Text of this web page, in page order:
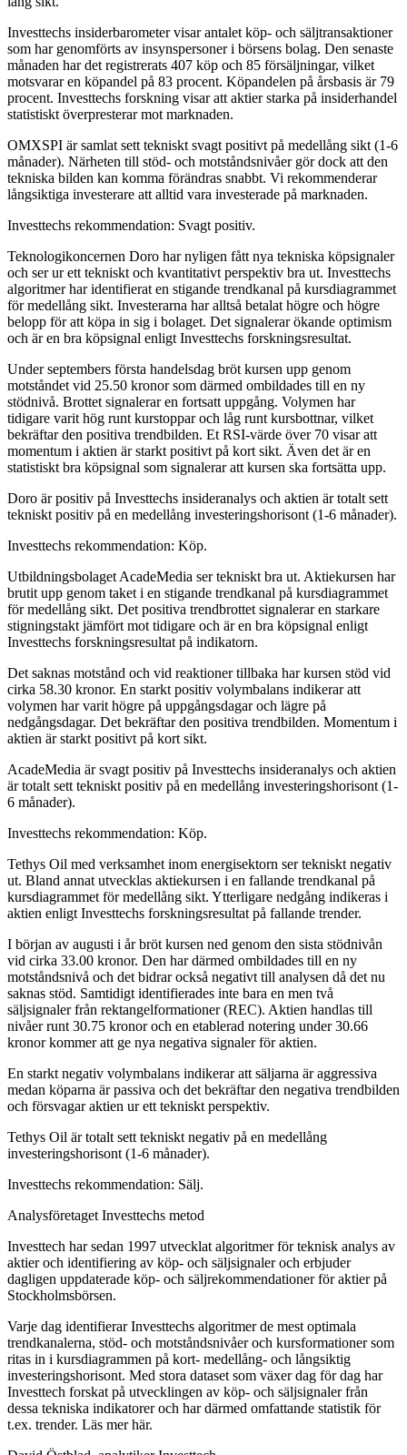
Investtechs insiderbarometer visar antalet köp- och säljtransaktioner
som har genomförts av insynspersoner i börsens bolag. Den senaste
månaden har det registrerats 407 köp och 85 försäljningar, vilket
motsvarar en köpandel på 83 procent. Köpandelen på årsbasis är 79
procent. Investtechs forskning visar att aktier starka på insiderhandel
statistiskt överpresterar mot marknaden.
OMXSPI är samlat sett tekniskt svagt positivt på medellång sikt (1-6
månader). Närheten till stöd- och motståndsnivåer gör dock att den
tekniska bilden kan komma förändras snabbt. Vi rekommenderar
långsiktiga investerare att alltid vara investerade på marknaden.
Investtechs rekommendation: Svagt positiv.
Teknologikoncernen Doro har nyligen fått nya tekniska köpsignaler
och ser ur ett tekniskt och kvantitativt perspektiv bra ut. Investtechs
algoritmer har identifierat en stigande trendkanal på kursdiagrammet
för medellång sikt. Investerarna har alltså betalat högre och högre
belopp för att köpa in sig i bolaget. Det signalerar ökande optimism
och är en bra köpsignal enligt Investtechs forskningsresultat.
Under septembers första handelsdag bröt kursen upp genom
motståndet vid 25.50 kronor som därmed ombildades till en ny
stödnivå. Brottet signalerar en fortsatt uppgång. Volymen har
tidigare varit hög runt kurstoppar och låg runt kursbottnar, vilket
bekräftar den positiva trendbilden. Et RSI-värde över 70 visar att
momentum i aktien är starkt positivt på kort sikt. Även det är en
statistiskt bra köpsignal som signalerar att kursen ska fortsätta upp.
Doro är positiv på Investtechs insideranalys och aktien är totalt sett
tekniskt positiv på en medellång investeringshorisont (1-6 månader).
Investtechs rekommendation: Köp.
Utbildningsbolaget AcadeMedia ser tekniskt bra ut. Aktiekursen har
brutit upp genom taket i en stigande trendkanal på kursdiagrammet
för medellång sikt. Det positiva trendbrottet signalerar en starkare
stigningstakt jämfört mot tidigare och är en bra köpsignal enligt
Investtechs forskningsresultat på indikatorn.
Det saknas motstånd och vid reaktioner tillbaka har kursen stöd vid
cirka 58.30 kronor. En starkt positiv volymbalans indikerar att
volymen har varit högre på uppgångsdagar och lägre på
nedgångsdagar. Det bekräftar den positiva trendbilden. Momentum i
aktien är starkt positivt på kort sikt.
AcadeMedia är svagt positiv på Investtechs insideranalys och aktien
är totalt sett tekniskt positiv på en medellång investeringshorisont (1-
6 månader).
Investtechs rekommendation: Köp.
Tethys Oil med verksamhet inom energisektorn ser tekniskt negativ
ut. Bland annat utvecklas aktiekursen i en fallande trendkanal på
kursdiagrammet för medellång sikt. Ytterligare nedgång indikeras i
aktien enligt Investtechs forskningsresultat på fallande trender.
I början av augusti i år bröt kursen ned genom den sista stödnivån
vid cirka 33.00 kronor. Den har därmed ombildades till en ny
motståndsnivå och det bidrar också negativt till analysen då det nu
saknas stöd. Samtidigt identifierades inte bara en men två
säljsignaler från rektangelformationer (REC). Aktien handlas till
nivåer runt 30.75 kronor och en etablerad notering under 30.66
kronor kommer att ge nya negativa signaler för aktien.
En starkt negativ volymbalans indikerar att säljarna är aggressiva
medan köparna är passiva och det bekräftar den negativa trendbilden
och försvagar aktien ur ett tekniskt perspektiv.
Tethys Oil är totalt sett tekniskt negativ på en medellång
investeringshorisont (1-6 månader).
Investtechs rekommendation: Sälj.
Analysföretaget Investtechs metod
Investtech har sedan 1997 utvecklat algoritmer för teknisk analys av
aktier och identifiering av köp- och säljsignaler och erbjuder
dagligen uppdaterade köp- och säljrekommendationer för aktier på
Stockholmsbörsen.
Varje dag identifierar Investtechs algoritmer de mest optimala
trendkanalerna, stöd- och motståndsnivåer och kursformationer som
ritas in i kursdiagrammen på kort- medellång- och långsiktig
investeringshorisont. Med stora dataset som växer dag för dag har
Investtech forskat på utvecklingen av köp- och säljsignaler från
dessa tekniska indikatorer och har därmed omfattande statistik för
t.ex. trender. Läs mer här.